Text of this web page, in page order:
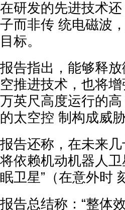
在研发的先进技术
子而非传 统电磁波
目标。
报告指出，能够释
空推进技术，也将
万英尺高度运行的
的太空控 制构成威
报告还称，在未来
将依赖机动机器人
眠卫星”（在意外时
报告总结称：“整体